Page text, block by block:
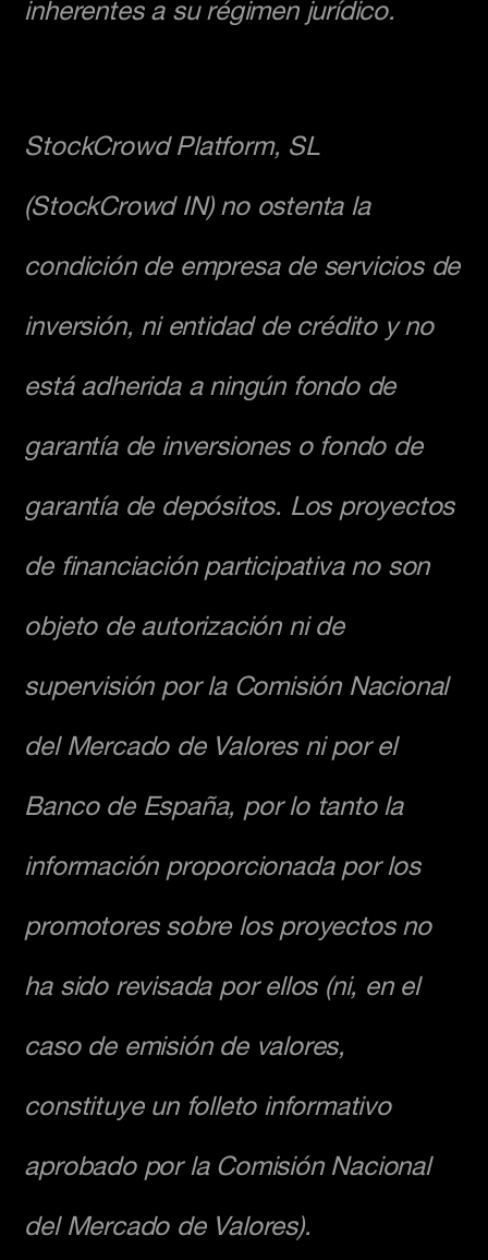
inherentes a su régimen jurídico.
StockCrowd Platform, SL
(StockCrowd IN) no ostenta la
condición de empresa de servicios de
inversión, ni entidad de crédito y no
está adherida a ningún fondo de
garantía de inversiones o fondo de
garantía de depósitos. Los proyectos
de financiación participativa no son
objeto de autorización ni de
supervisión por la Comisión Nacional
del Mercado de Valores ni por el
Banco de España, por lo tanto la
información proporcionada por los
promotores sobre los proyectos no
ha sido revisada por ellos (ni, en el
caso de emisión de valores,
constituye un folleto informativo
aprobado por la Comisión Nacional
del Mercado de Valores).